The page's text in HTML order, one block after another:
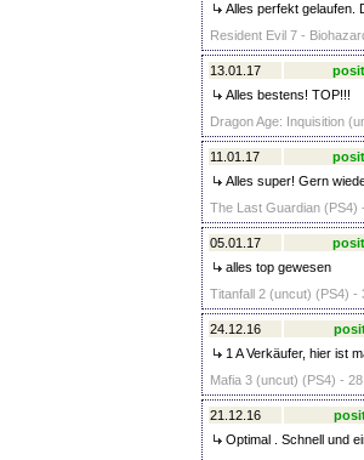
Alles perfekt gelaufen.
Resident Evil 7 -
13.01.17
Alles bestens! TOP!!!
Dragon Age: Inquisition
11.01.17
Alles super! Gern
The Last Guardian (PS4)
05.01.17
alles top gewesen
Titanfall 2 (uncut) (PS4) -
24.12.16
1 A Verkäufer, hier ist
Mafia 3 (uncut) (PS4) -
21.12.16
Optimal . Schnell und